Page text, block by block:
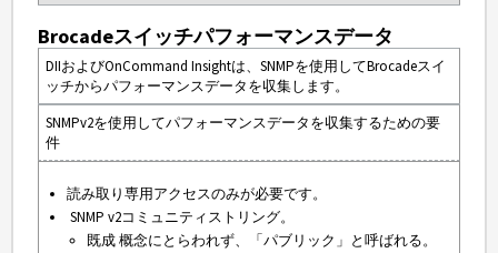
Brocadeスイッチパフォーマンスデータ
DIIおよびOnCommand Insightは、SNMPを使用してBrocadeスイ
ッチからパフォーマンスデータを収集します。
SNMPv2を使用してパフォーマンスデータを収集するための要
件
読み取り専用アクセスのみが必要です。
SNMP v2コミュニティストリング。
既成 概念にとらわれず、「パブリック」と呼ばれる。